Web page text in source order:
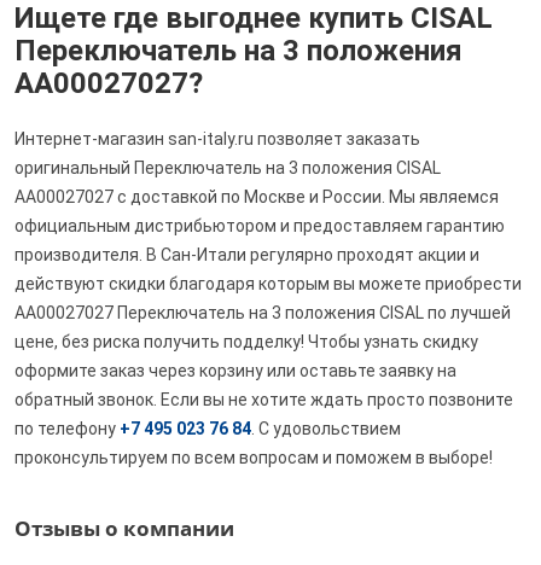
Ищете где выгоднее купить CISAL
Переключатель на 3 положения
AA00027027?
Интернет-магазин san-italy.ru позволяет заказать
оригинальный Переключатель на 3 положения CISAL
AA00027027 с доставкой по Москве и России. Мы являемся
официальным дистрибьютором и предоставляем гарантию
производителя. В Сан-Итали регулярно проходят акции и
действуют скидки благодаря которым вы можете приобрести
AA00027027 Переключатель на 3 положения CISAL по лучшей
цене, без риска получить подделку! Чтобы узнать скидку
оформите заказ через корзину или оставьте заявку на
обратный звонок. Если вы не хотите ждать просто позвоните
по телефону +7 495 023 76 84 . С удовольствием
проконсультируем по всем вопросам и поможем в выборе!
Отзывы о компании